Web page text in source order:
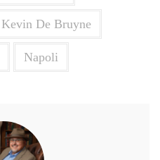
Kevin De Bruyne
Napoli